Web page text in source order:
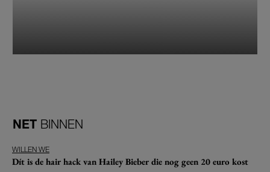
NET BINNEN
WILLEN WE
Dít is de hair hack van Hailey Bieber die nog geen 20 euro kost